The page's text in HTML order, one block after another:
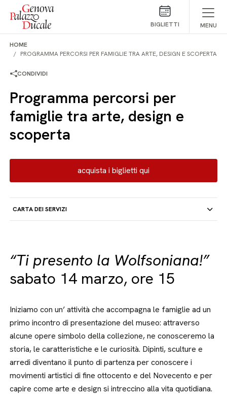
Salta al contenuto
BIGLIETTI MENU
HOME
PROGRAMMA PERCORSI PER FAMIGLIE TRA ARTE, DESIGN E SCOPERTA
CONDIVIDI
Programma percorsi per
famiglie tra arte, design e
scoperta
acquista i biglietti qui
CARTA DEI SERVIZI
“Ti presento la Wolfsoniana!”
sabato 14 marzo, ore 15
Iniziamo con un’ attività che accompagna le famiglie ad un
primo incontro di presentazione del museo: attraverso
alcune opere simbolo della collezione, ne conosceremo la
storia, le caratteristiche e le curiosità. Dipinti, sculture e
arredi diventano il punto di partenza per conoscere i
movimenti artistici di fine ottocento e del Novecento e per
capire come arte e design si intreccino alla vita quotidiana.